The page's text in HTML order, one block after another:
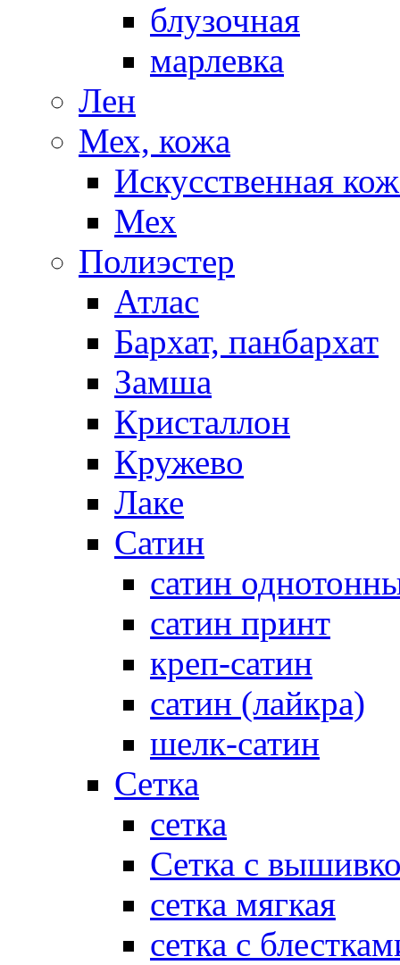
блузочная
марлевка
Лен
Мех, кожа
Искусственная
Мех
Полиэстер
Атлас
Бархат, панбархат
Замша
Кристаллон
Кружево
Лаке
Сатин
сатин
сатин принт
креп-сатин
сатин (лайкра)
шелк-сатин
Сетка
сетка
Сетка с
сетка мягкая
сетка с